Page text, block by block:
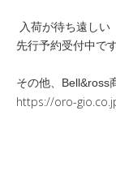
入荷が待ち遠しい
先行予約受付中で
その他、Bell&ross
https://oro-